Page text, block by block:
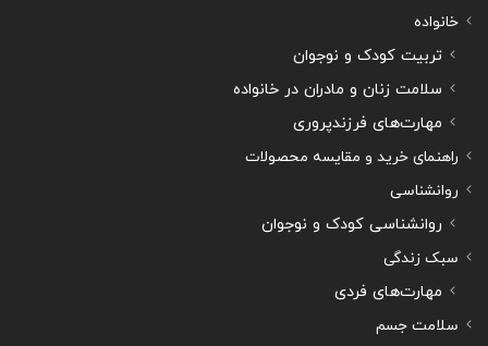
خانواده
تربیت کودک و نوجوان
سلامت زنان و مادران در خانواده
مهارت‌های فرزندپروری
راهنمای خرید و مقایسه محصولات
روانشناسی
روانشناسی کودک و نوجوان
سبک زندگی
مهارت‌های فردی
سلامت جسم